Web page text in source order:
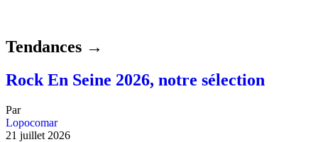
Tendances →
Rock En Seine 2026, notre sélection
Par
Lopocomar
21 juillet 2026